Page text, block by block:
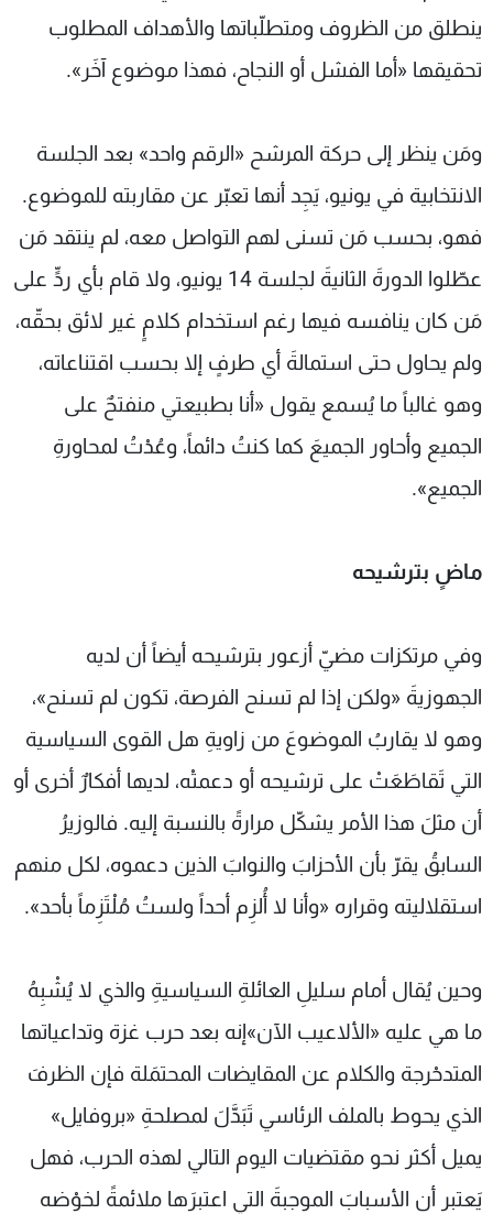
ينطلق من الظروف ومتطلّباتها والأهداف المطلوب
تحقيقها «أما الفشل أو النجاح، فهذا موضوع آخَر».
ومَن ينظر إلى حركة المرشح «الرقم واحد» بعد الجلسة
الانتخابية في يونيو، يَجِد أنها تعبّر عن مقاربته للموضوع.
فهو، بحسب مَن تسنى لهم التواصل معه، لم ينتقد مَن
عطّلوا الدورةَ الثانيةَ لجلسة 14 يونيو، ولا قام بأي ردٍّ على
مَن كان ينافسه فيها رغم استخدام كلامٍ غير لائق بحقّه،
ولم يحاول حتى استمالةَ أي طرفٍ إلا بحسب اقتناعاته،
وهو غالباً ما يُسمع يقول «أنا بطبيعتي منفتحٌ على
الجميع وأحاور الجميعَ كما كنتُ دائماً، وعُدْتُ لمحاورةِ
الجميع».
ماضٍ بترشيحه
وفي مرتكزات مضيّ أزعور بترشيحه أيضاً أن لديه
الجهوزيةَ «ولكن إذا لم تسنح الفرصة، تكون لم تسنح»،
وهو لا يقاربُ الموضوعَ من زاويةِ هل القوى السياسية
التي تَقاطَعَتْ على ترشيحه أو دعمتْه، لديها أفكارٌ أخرى أو
أن مثلَ هذا الأمر يشكّل مرارةً بالنسبة إليه. فالوزيرُ
السابقُ يقرّ بأن الأحزابَ والنوابَ الذين دعموه، لكل منهم
استقلاليته وقراره «وأنا لا أُلزِم أحداً ولستُ مُلْتَزِماً بأحد».
وحين يُقال أمام سليلِ العائلةِ السياسيةِ والذي لا يُشْبِهُ
ما هي عليه «الألاعيب الآن»إنه بعد حرب غزة وتداعياتها
المتدحْرجة والكلام عن المقايضات المحتمَلة فإن الظرفَ
الذي يحوط بالملف الرئاسي تَبَدَّلَ لمصلحةِ «بروفايل»
يميل أكثر نحو مقتضيات اليوم التالي لهذه الحرب، فهل
يَعتبر أن الأسبابَ الموجبةَ التي اعتبرَها ملائمةً لخوْضه